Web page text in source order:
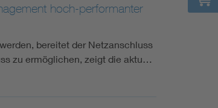
hoch-performanter
bereitet der Netzanschluss
zu ermöglichen, zeigt die aktu…